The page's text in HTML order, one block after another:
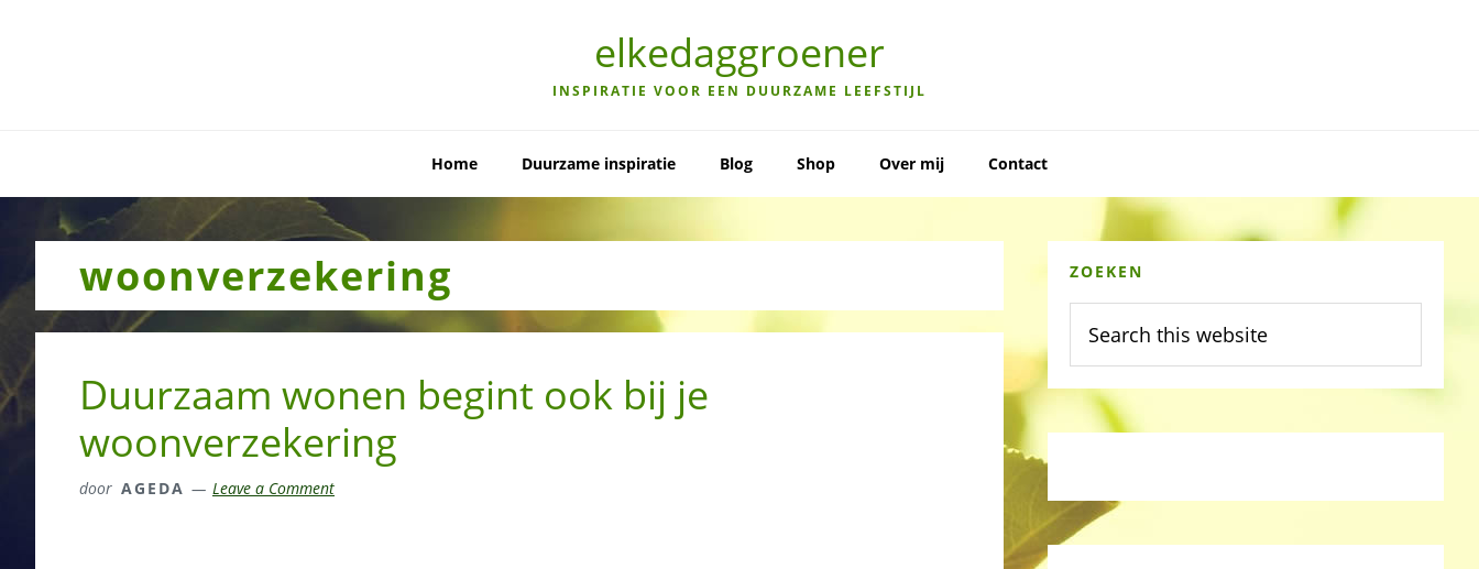
elkedaggroener
INSPIRATIE VOOR EEN DUURZAME LEEFSTIJL
Home Duurzame inspiratie Blog Shop Over mij Contact
woonverzekering
Duurzaam wonen begint ook bij je
woonverzekering
door AGEDA Leave a Comment
Primary
Sidebar
ZOEKEN
this
website